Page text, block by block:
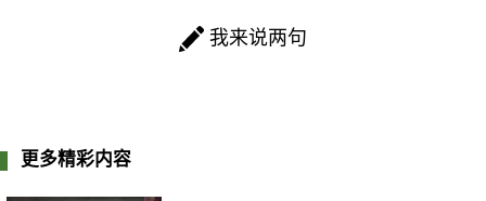
我来说两句
更多精彩内容